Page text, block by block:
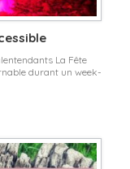
La Fête
durant un week-